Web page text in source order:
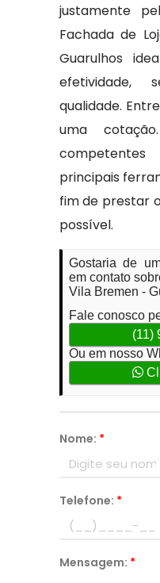
justamente
Fachada de
Guarulhos
efetividade,
qualidade.
uma
principais
fim de prestar
possível.
Gostaria de
em contato
Vila Bremen -
Fale conosco
(11)
Ou em nosso
Nome: *
Telefone: *
Mensagem: *